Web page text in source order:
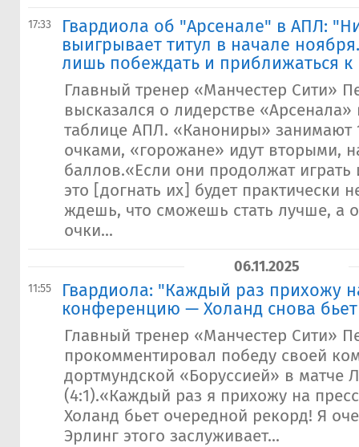
17:33
Гвардиола об "Арсенале" в АПЛ:
выигрывает титул в начале
лишь побеждать и приближаться
Главный тренер «Манчестер Сити»
высказался о лидерстве «Арсенала»
таблице АПЛ. «Канониры» занимают
очками, «горожане» идут вторыми,
баллов.«Если они продолжат играть
это [догнать их] будет практически
ждешь, что сможешь стать лучше, а
очки...
06.11.2025
11:55
Гвардиола: "Каждый раз прихожу
конференцию — Холанд снова
Главный тренер «Манчестер Сити»
прокомментировал победу своей
дортмундской «Боруссией» в матче
(4:1).«Каждый раз я прихожу на
Холанд бьет очередной рекорд! Я
Эрлинг этого заслуживает...